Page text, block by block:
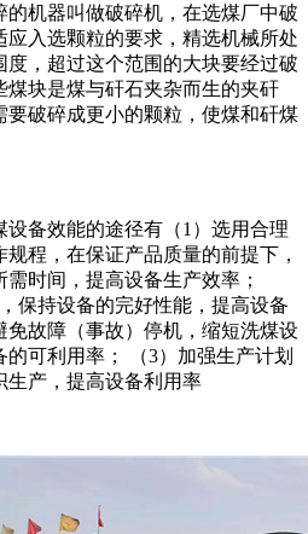
机器叫做破碎机，在选煤厂中破
入选颗粒的要求，精选机械所处
，超过这个范围的大块要经过破
块是煤与矸石夹杂而生的夹矸
破碎成更小的颗粒，使煤和矸煤
备效能的途径有（1）选用合理
程，在保证产品质量的前提下，
时间，提高设备生产效率；
保持设备的完好性能，提高设备
故障（事故）停机，缩短洗煤设
可利用率； （3）加强生产计划
生产，提高设备利用率